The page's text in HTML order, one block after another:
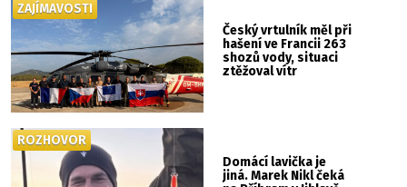
Český vrtulník měl při
hašení ve Francii 263
shozů vody, situaci
ztěžoval vítr
ZAJÍMAVOSTI
Domácí lavička je
jiná. Marek Nikl čeká
ROZHOVOR